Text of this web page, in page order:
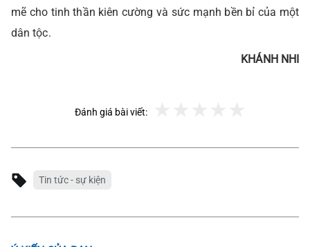
mẽ cho tinh thần kiên cường và sức mạnh bền bỉ của một
dân tộc.
KHÁNH NHI
Đánh giá bài viết:
Tin tức - sự kiện